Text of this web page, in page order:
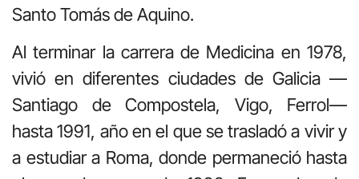
Santo Tomás de Aquino.
Al terminar la carrera de Medicina en 1978,
vivió en diferentes ciudades de Galicia —
Santiago de Compostela, Vigo, Ferrol—
hasta 1991, año en el que se trasladó a vivir y
a estudiar a Roma, donde permaneció hasta